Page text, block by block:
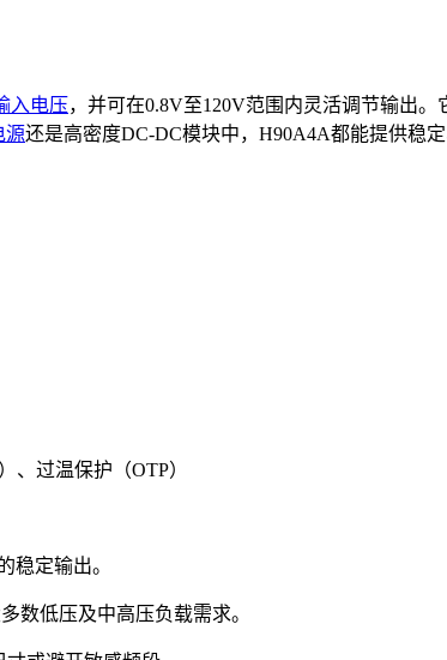
入电压，并可在0.8V至120V范围内灵活调节输出
源还是高密度DC-DC模块中，H90A4A都能提供稳定
）、过温保护（OTP）
稳定输出。
数低压及中高压负载需求。